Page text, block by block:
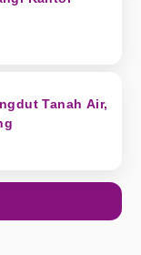
Tanah Air,